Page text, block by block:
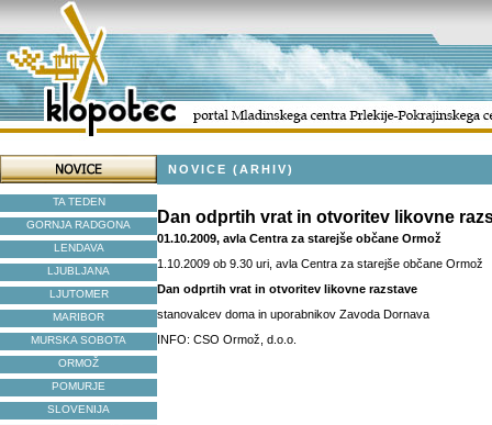
TA TEDEN
GORNJA RADGONA
LENDAVA
LJUBLJANA
LJUTOMER
MARIBOR
MURSKA SOBOTA
ORMOŽ
POMURJE
SLOVENIJA
NOVICE (ARHIV)
Dan odprtih vrat in otvoritev likovne
01.10.2009, avla Centra za starejše občane Ormož
1.10.2009 ob 9.30 uri, avla Centra za starejše občane Ormož
Dan odprtih vrat in otvoritev likovne razstave
stanovalcev doma in uporabnikov Zavoda Dornava
INFO: CSO Ormož, d.o.o.